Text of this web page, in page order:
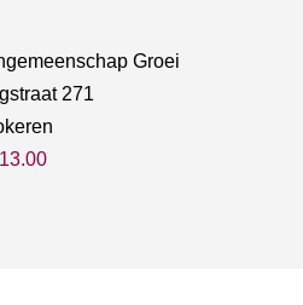
Groei
271